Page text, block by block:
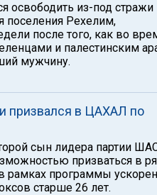
освободить из-под стражи
поселения Рехелим,
после того, как во
и палестинским
мужчину.
призвался в ЦАХАЛ по
сын лидера партии
призваться в
рамках программы
старше 26 лет.